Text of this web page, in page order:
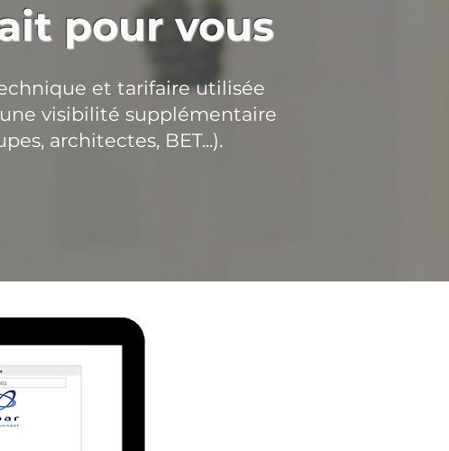
pour vous
et tarifaire utilisée
visibilité supplémentaire
architectes, BET...).